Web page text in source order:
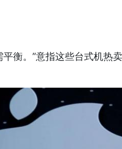
衡。”意指这些台式机热